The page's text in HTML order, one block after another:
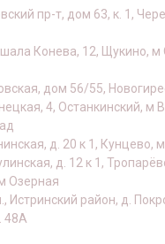
пр-т, дом 63, к. 1,
Конева, 12, Щукино, м
дом 56/55,
4, Останкинский, м
д. 20 к 1,
д. 12 к 1,
Озерная
Истринский район, д.
48А